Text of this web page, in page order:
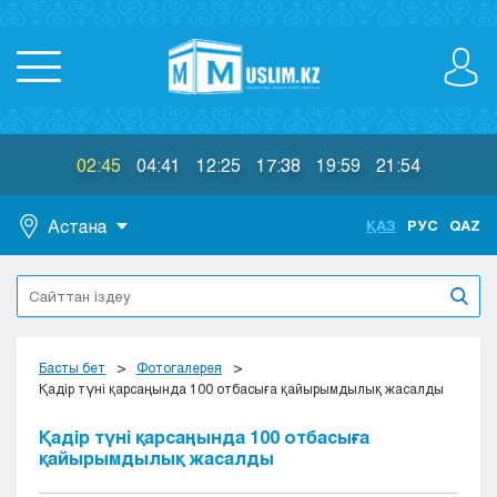
02:45 04:41 12:25 17:38 19:59 21:54
Астана
Астана
Алматы
Атырау
Караганда
Кокшетау
Костанай
ҚАЗ РУС QAZ
Басты бет
Фотогалерея
Қадір түні қарсаңында 100 отбасыға қайырымдылық жасалды
Қадір түні қарсаңында 100 отбасыға
қайырымдылық жасалды